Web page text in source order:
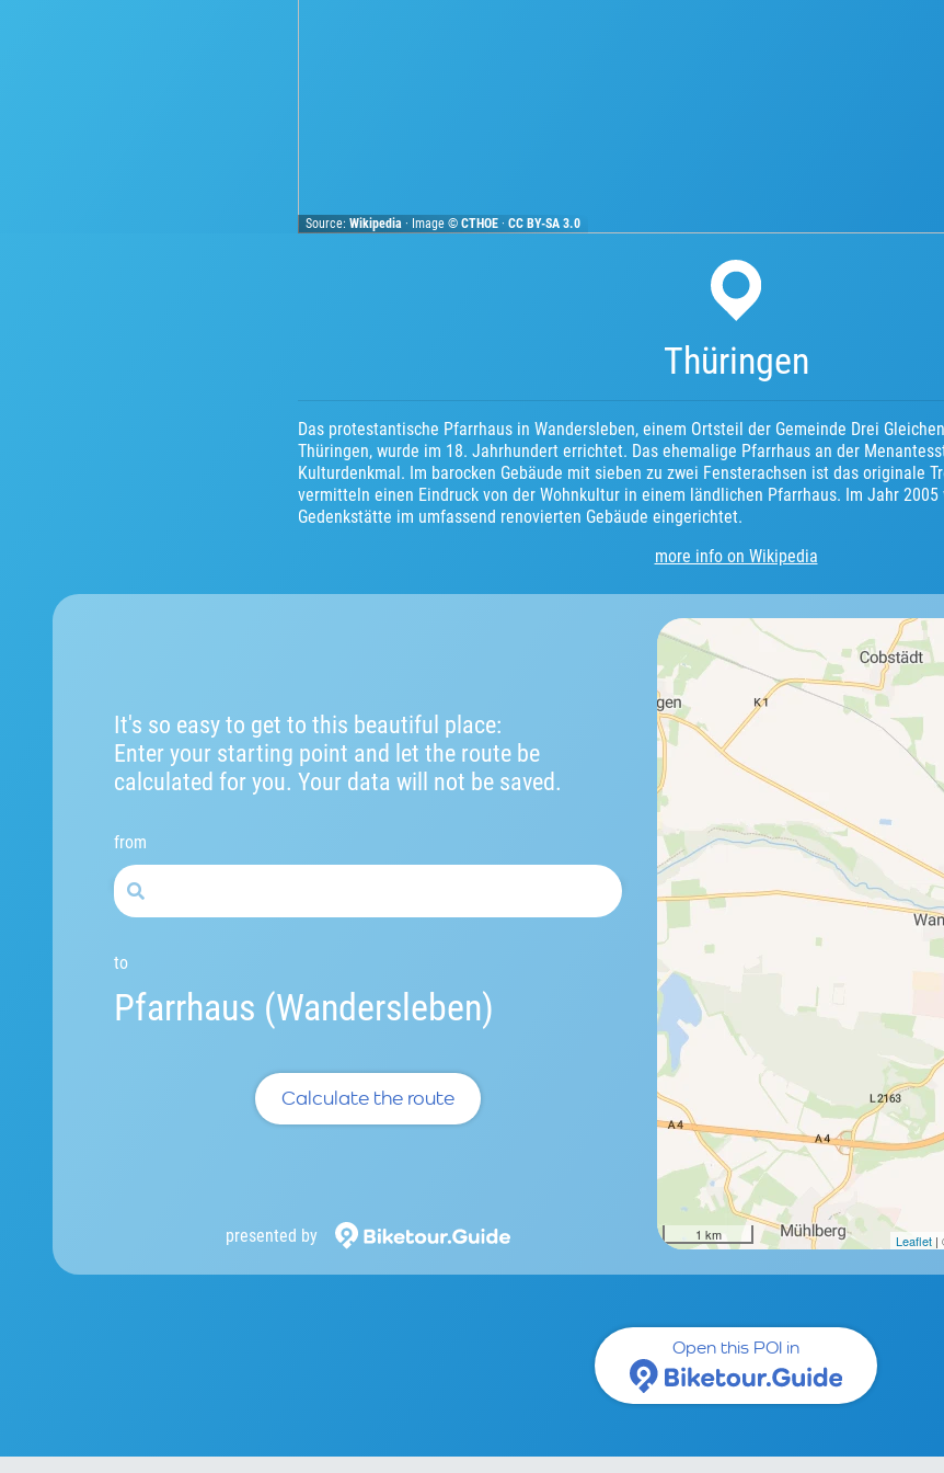
Source:Wikipedia · Image ©CTHOE ·CC BY-SA 3.0
Thüringen
Das protestantische Pfarrhaus in Wandersleben, einem Ortsteil der Gemeinde Drei
Thüringen, wurde im 18. Jahrhundert errichtet. Das ehemalige Pfarrhaus an der
Kulturdenkmal. Im barocken Gebäude mit sieben zu zwei Fensterachsen ist das originale
vermitteln einen Eindruck von der Wohnkultur in einem ländlichen Pfarrhaus. Im Jahr
Gedenkstätte im umfassend renovierten Gebäude eingerichtet.
more info on Wikipedia
It's so easy to get to this beautiful place:
Enter your starting point and let the route be
calculated for you. Your data will not be saved.
from
to
Pfarrhaus (Wandersleben)
Calculate the route
presented by 1 km Leaflet |
Open this POI in